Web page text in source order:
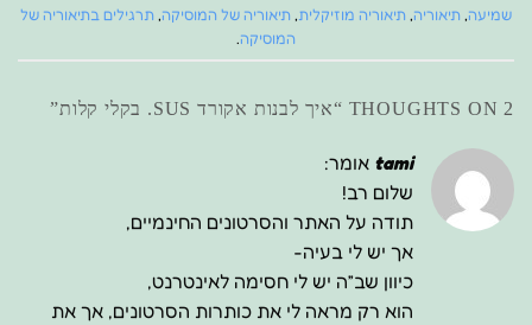
שמיעה, תיאוריה, תיאוריה מוזיקלית, תיאוריה של המוסיקה, תרגילים בתיאוריה של
המוסיקה.
2 THOUGHTS ON “ איך לבנות אקורד SUS. בקלי קלות ”
tami אומר:
שלום רב!
תודה על האתר והסרטונים החינמיים,
אך יש לי בעיה-
כיוון שב”ה יש לי חסימה לאינטרנט,
הוא רק מראה לי את כותרות הסרטונים, אך את